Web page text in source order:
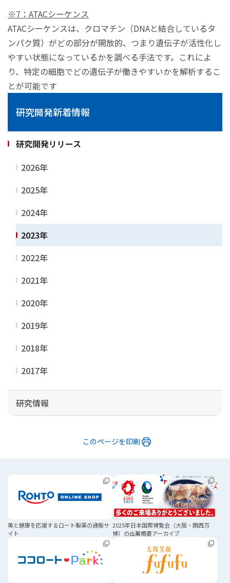
※7：ATACシーケンス
ATACシーケンスは、クロマチン（DNAと結合しているタ
ンパク質）がどの部分が開放的、つまり遺伝子が活性化し
やすい状態になっているかを調べる手法です。これによ
り、特定の細胞でどの遺伝子が働きやすいかを解析するこ
とが可能です
研究開発新着情報
研究開発リリース
2026年
2025年
2024年
2023年
2022年
2021年
2020年
2019年
2018年
2017年
研究情報
このページを印刷
美と健康を応援するロート製薬の通販サ
イト
2025年日本国際博覧会 （大阪・関西万
博）の出展概要アーカイブ